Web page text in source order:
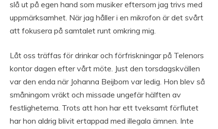
slå ut på egen hand som musiker eftersom jag trivs med
uppmärksamhet. När jag håller i en mikrofon är det svårt
att fokusera på samtalet runt omkring mig.
Låt oss träffas för drinkar och förfriskningar på Telenors
kontor dagen efter vårt möte. Just den torsdagskvällen
var den enda när Johanna Beijbom var ledig. Hon blev så
småningom vräkt och missade ungefär hälften av
festligheterna. Trots att hon har ett tveksamt förflutet
har hon aldrig blivit ertappad med illegala ämnen. Inte